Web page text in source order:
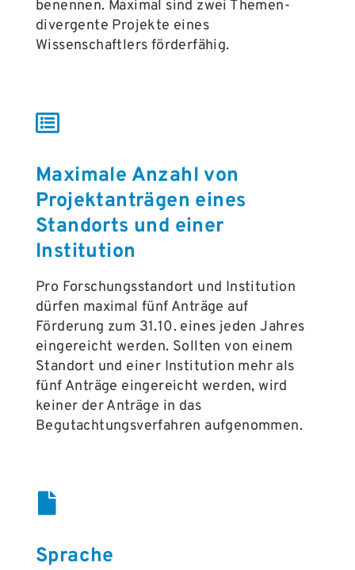
benennen. Maximal sind zwei Themen-
divergente Projekte eines
Wissenschaftlers förderfähig.
Maximale Anzahl von
Projektanträgen eines
Standorts und einer
Institution
Pro Forschungsstandort und Institution
dürfen maximal fünf Anträge auf
Förderung zum 31.10. eines jeden Jahres
eingereicht werden. Sollten von einem
Standort und einer Institution mehr als
fünf Anträge eingereicht werden, wird
keiner der Anträge in das
Begutachtungsverfahren aufgenommen.
Sprache